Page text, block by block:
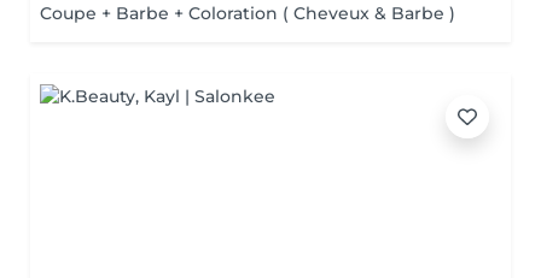
Coupe + Barbe + Coloration ( Cheveux & Barbe )